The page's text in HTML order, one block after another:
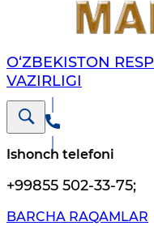
O‘ZBEKISTON
VAZIRLIGI
Ishonch telefoni
+99855 502-33-75;
BARCHA RAQAMLAR